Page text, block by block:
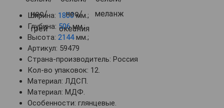
Ширина: 1800мм.;
Глубина: 506мм.;
Высота: 2144мм.;
Артикул: 59479
Страна-производитель: Россия
Кол-во упаковок: 12.
Материал: ЛДСП.
Материал: МДФ.
Особенности: глянцевые.